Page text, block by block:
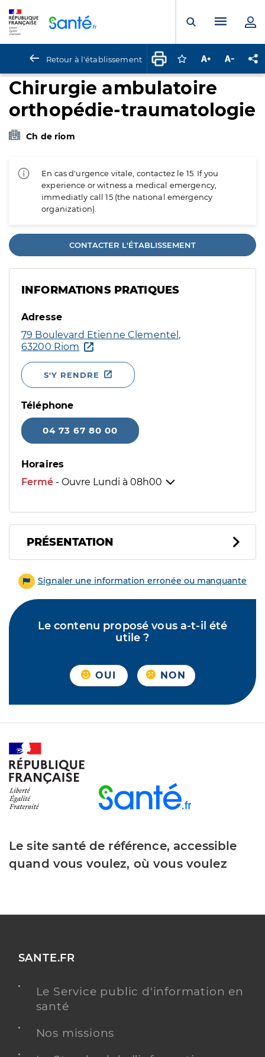
Ouvrir laMenu
Retour à l'établissement Connectez-vous
Augmenter la
Chirurgie ambulatoire
orthopédie-traumatologie
Ch de riom
En cas d'urgence vitale, contactez le 15. If you
experience or witness a medical emergency,
immediatly call 15 (the national emergency
organization).
CONTACTER L'ÉTABLISSEMENT
INFORMATIONS PRATIQUES
Adresse
79 Boulevard Etienne Clementel,
63200 Riom
S'Y RENDRE
Téléphone
04 73 67 80 00
Horaires
Fermé - Ouvre Lundi à 08h00
PRÉSENTATION
Signaler une information erronée ou manquante
Le contenu proposé vous a-t-il été
utile ?
OUI NON
Le site santé de référence, accessible
quand vous voulez, où vous voulez
SANTE.FR
Le Service public d'information en
santé
Nos missions